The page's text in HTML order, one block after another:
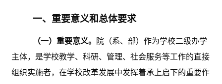
一、重要意义和总体要求
（一）重要意义。
院（系、部）作为学校二级办学
主体，是学校教学、科研、管理、社会服务等工作的直接
组织实施者，在学校改革发展中发挥着承上启下的重要作